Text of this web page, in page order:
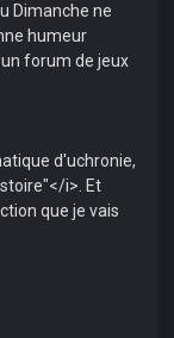
Dimanche ne
humeur
forum de jeux
d'uchronie,
i>. Et
que je vais